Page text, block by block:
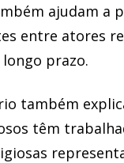
ajudam a
entre atores
prazo.
também
têm